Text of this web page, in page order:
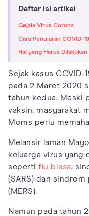
Daftar isi artikel
Gejala Virus Corona
Cara Penularan COVID-19
Hal yang Harus
Sejak kasus
pada 2 Maret 2020
tahun kedua. Meski
vaksin, masyarakat
Moms perlu
Melansir laman
keluarga virus yang
seperti flu biasa,
(SARS) dan sindrom
(MERS).
Namun pada tahun